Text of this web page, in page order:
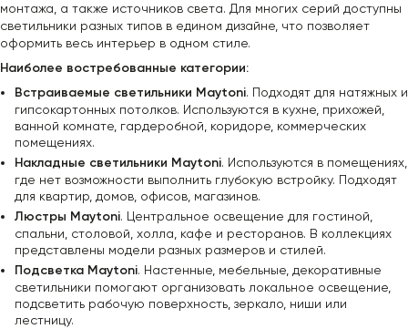
монтажа, а также источников света. Для многих серий доступны
светильники разных типов в едином дизайне, что позволяет
оформить весь интерьер в одном стиле.
Наиболее востребованные категории:
Встраиваемые светильники Maytoni. Подходят для натяжных и
гипсокартонных потолков. Используются в кухне, прихожей,
ванной комнате, гардеробной, коридоре, коммерческих
помещениях.
Накладные светильники Maytoni. Используются в помещениях,
где нет возможности выполнить глубокую встройку. Подходят
для квартир, домов, офисов, магазинов.
Люстры Maytoni. Центральное освещение для гостиной,
спальни, столовой, холла, кафе и ресторанов. В коллекциях
представлены модели разных размеров и стилей.
Подсветка Maytoni. Настенные, мебельные, декоративные
светильники помогают организовать локальное освещение,
подсветить рабочую поверхность, зеркало, ниши или
лестницу.